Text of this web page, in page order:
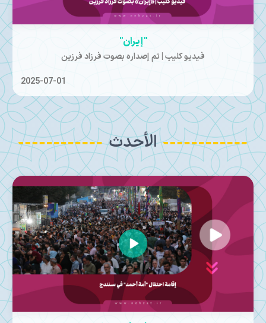
"إيران"
فيديو كليب | تم إصداره بصوت فرزاد فرزین
2025-07-01
الأحدث